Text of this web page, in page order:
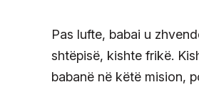
Pas lufte, babai u
shtëpisë, kishte frikë.
babanë në këtë mision,